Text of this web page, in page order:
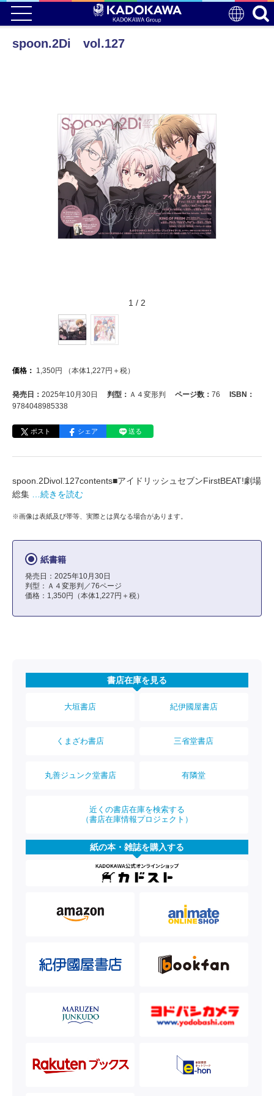
spoon.2Di vol.127
1 / 2
価格： 1,350円 （本体1,227 円＋税）
発売日： 2025年10月30日 判型： Ａ４変形判 ページ数： 76
ISBN：
9784048985338
ポスト シェア 送る
spoon.2Divol.127contents■アイドリッシュセブンFirstBEAT!劇場
総集
…続きを読む
※画像は表紙及び帯等、実際とは異なる場合があります。
紙書籍
発売日：2025年10月30日
判型：Ａ４変形判／76ページ
価格：1,350円（本体1,227円＋税）
書店在庫を見る
大垣書店 紀伊國屋書店
くまざわ書店 三省堂書店
丸善ジュンク堂書店 有隣堂
近くの書店在庫を検索する
（書店在庫情報プロジェクト）
紙の本・雑誌を購入する